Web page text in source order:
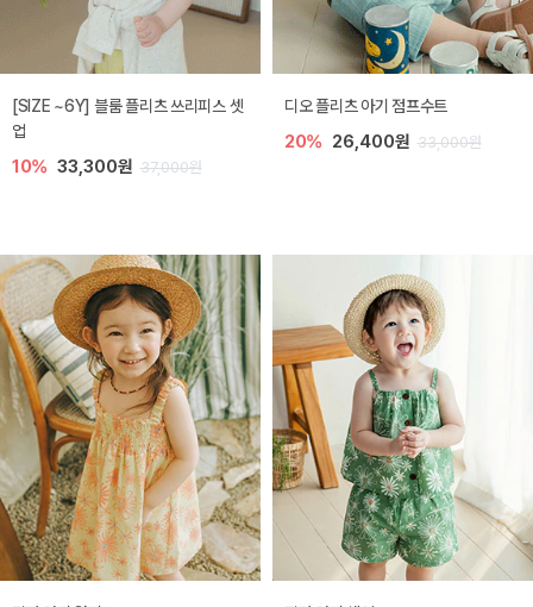
[SIZE ~6Y] 블룸 플리츠 쓰리피스 셋
업
10% 33,300원 37,000원
디오 플리츠 아기 점프수트
20% 26,400원 33,000원